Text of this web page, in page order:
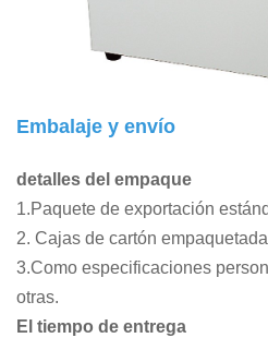
Embalaje y envío
detalles del empaque
1.Paquete de exportación
2. Cajas de cartón
3.Como especificaciones
otras.
El tiempo de entrega